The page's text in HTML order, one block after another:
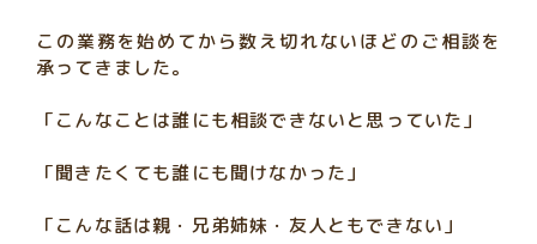
この業務を始めてから数え切れないほどのご相談を
承ってきました。
「こんなことは誰にも相談できないと思っていた」
「聞きたくても誰にも聞けなかった」
「こんな話は親・兄弟姉妹・友人ともできない」